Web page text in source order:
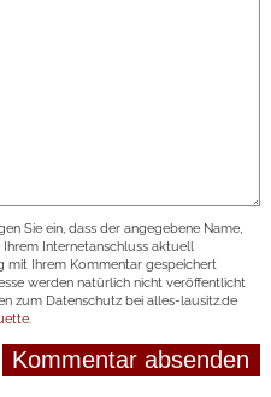
Sie ein, dass der angegebene Name,
Ihrem Internetanschluss aktuell
mit Ihrem Kommentar gespeichert
werden natürlich nicht veröffentlicht
zum Datenschutz bei alles-lausitz.de
.